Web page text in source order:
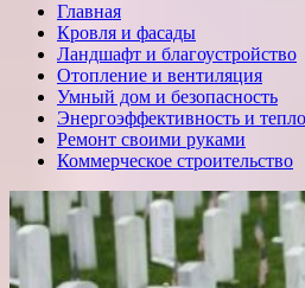
Главная
Кровля и фасады
Ландшафт и благоустройство
Отопление и вентиляция
Умный дом и безопасность
Энергоэффективность и
Ремонт своими руками
Коммерческое строительство